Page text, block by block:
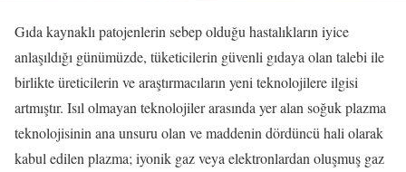
Gıda kaynaklı patojenlerin sebep olduğu hastalıkların iyice
anlaşıldığı günümüzde, tüketicilerin güvenli gıdaya olan talebi ile
birlikte üreticilerin ve araştırmacıların yeni teknolojilere ilgisi
artmıştır. Isıl olmayan teknolojiler arasında yer alan soğuk plazma
teknolojisinin ana unsuru olan ve maddenin dördüncü hali olarak
kabul edilen plazma; iyonik gaz veya elektronlardan oluşmuş gaz